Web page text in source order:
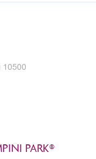
10500
PARK®